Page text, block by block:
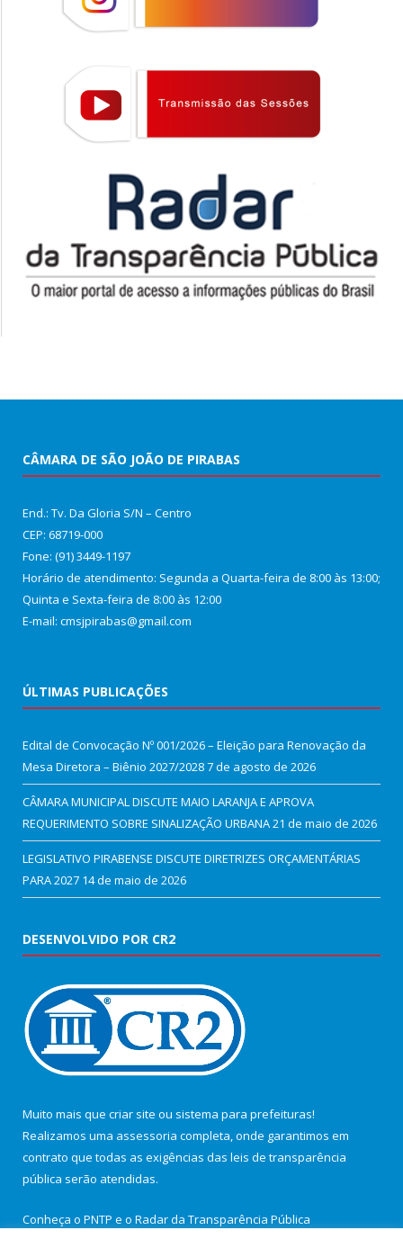
CÂMARA DE SÃO JOÃO DE PIRABAS
End.: Tv. Da Gloria S/N – Centro
CEP: 68719-000
Fone: (91) 3449-1197
Horário de atendimento: Segunda a Quarta-feira de 8:00 às 13:00;
Quinta e Sexta-feira de 8:00 às 12:00
E-mail: cmsjpirabas@gmail.com
ÚLTIMAS PUBLICAÇÕES
Edital de Convocação Nº 001/2026 – Eleição para Renovação da
Mesa Diretora – Biênio 2027/20287 de agosto de 2026
CÂMARA MUNICIPAL DISCUTE MAIO LARANJA E APROVA
REQUERIMENTO SOBRE SINALIZAÇÃO URBANA21 de maio de 2026
LEGISLATIVO PIRABENSE DISCUTE DIRETRIZES ORÇAMENTÁRIAS
PARA 2027 14 de maio de 2026
DESENVOLVIDO POR CR2
Muito mais que criar site ou sistema para prefeituras!
Realizamos uma assessoria completa, onde garantimos em
contrato que todas as exigências das leis de transparência
pública serão atendidas.
Conheça o PNTP e o Radar da Transparência Pública